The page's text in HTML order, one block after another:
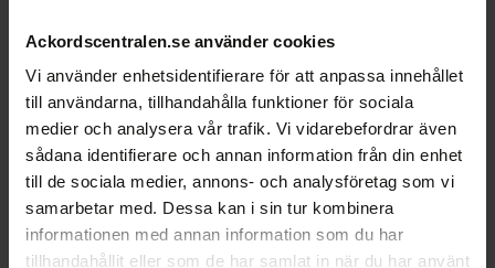
Ackordscentralen.se använder cookies
Vi använder enhetsidentifierare för att anpassa innehållet
till användarna, tillhandahålla funktioner för sociala
medier och analysera vår trafik. Vi vidarebefordrar även
sådana identifierare och annan information från din enhet
till de sociala medier, annons- och analysföretag som vi
samarbetar med. Dessa kan i sin tur kombinera
informationen med annan information som du har
tillhandahållit eller som de har samlat in när du har använt
Fredrik Kolterjahn.
De etablerade fysiska butikerna är
framgångsrika inom i e-handeln om de har
en affärsstruktur där de kan centralisera
e-handeln. De rena e-handelslösningarna,
utan fysiska butiker, har det betydligt
svårare.